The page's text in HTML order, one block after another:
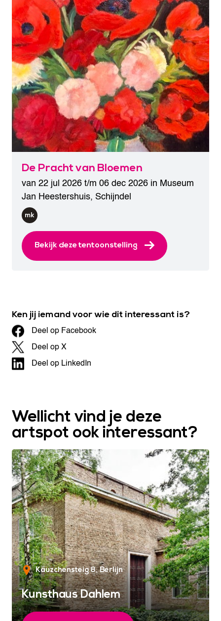
De Pracht van Bloemen
van 22 jul 2026 t/m 06 dec 2026 in Museum
Jan Heestershuis, Schijndel
Bekijk deze tentoonstelling
Ken jij iemand voor wie dit interessant is?
Deel op Facebook
Deel op X
Deel op LinkedIn
Wellicht vind je deze
artspot ook interessant?
Käuzchensteig 8 Berlijn
Kunsthaus Dahlem